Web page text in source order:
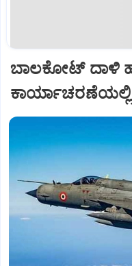
ಬಾಲಕೋಟ್‌ ದಾಳಿ
ಕಾರ್ಯಾಚರಣೆಯಲ್ಲಿ